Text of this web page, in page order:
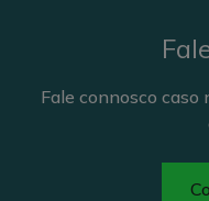
Fale connosco caso